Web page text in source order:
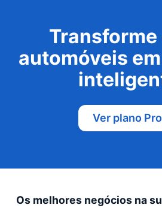
Transforme
automóveis
Ver plano Pro
Os melhores negócios na